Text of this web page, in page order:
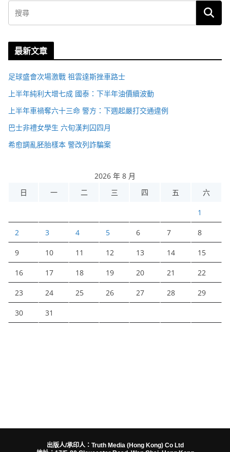
最新文章
足球盛會次場激戰 祖雲達斯挫車路士
上半年純利大增七成 國泰：下半年油價續波動
上半年車禍奪六十三命 警方：下週起嚴打交通違例
巴士非禮女學生 六旬漢判囚四月
希愈調亂胚胎樣本 警改列詐騙案
2026 年 8 月
日
一 二 三 四 五 六
1
2 3 4 5 6 7 8
9 10 11 12 13 14 15
16 17 18 19 20 21 22
23 24 25 26 27 28 29
30 31
出版人/承印人：Truth Media (Hong Kong) Co Ltd